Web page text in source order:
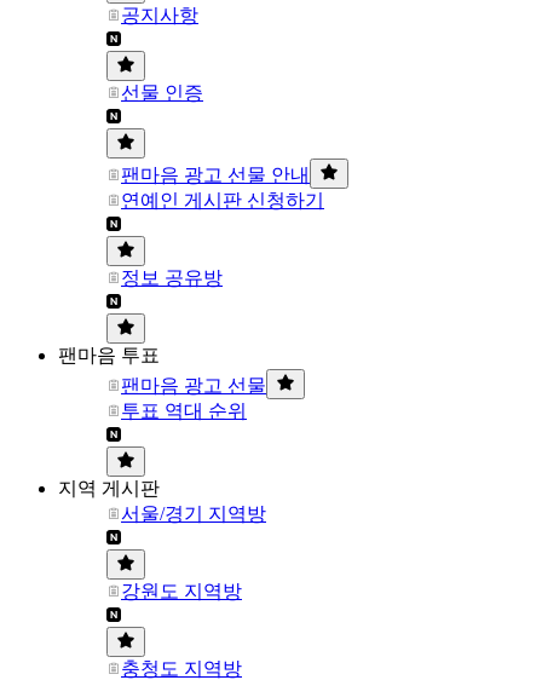
공지사항
선물 인증
팬마음 광고 선물 안내
연예인 게시판 신청하기
정보 공유방
팬마음 투표
팬마음 광고 선물
투표 역대 순위
지역 게시판
서울/경기 지역방
강원도 지역방
충청도 지역방